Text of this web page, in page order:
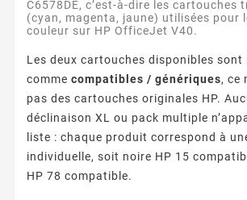
C6578DE, c’est-à-dire les cartouches
(cyan, magenta, jaune) utilisées pour
couleur sur HP OfficeJet V40.
Les deux cartouches disponibles sont
comme compatibles / génériques, ce
pas des cartouches originales HP.
déclinaison XL ou pack multiple
liste : chaque produit correspond à
individuelle, soit noire HP 15
HP 78 compatible.